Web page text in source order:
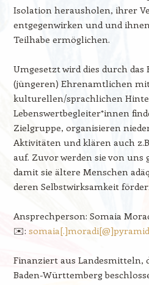
Isolation herausholen, ihrer
entgegenwirken und und
Teilhabe ermöglichen.
Umgesetzt wird dies durch
(jüngeren) Ehrenamtlichen
kulturellen/sprachlichen
Lebenswertbegleiter*innen
Zielgruppe, organisieren
Aktivitäten und klären auch
auf. Zuvor werden sie von uns
damit sie ältere Menschen
deren Selbstwirksamkeit
Ansprechperson: Somaia
✉️:
Finanziert aus Landesmitteln,
Baden-Württemberg